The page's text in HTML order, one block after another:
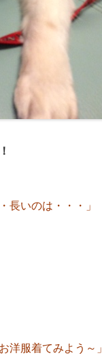
いのは・・・」
洋服着てみよう～」